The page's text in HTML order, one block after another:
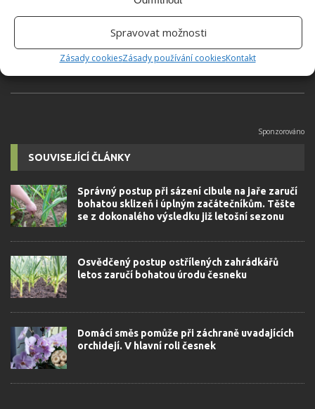
Spravovat možnosti
Zásady cookiesZásady používání cookiesKontakt
přidala během svých studií a práce
redaktorky ji tak nadchla, že se
autorovi]
SOUVISEJÍCÍ ČLÁNKY
Správný postup při sázení cibule na jaře zaručí
bohatou sklizeň i úplným začátečníkům. Těšte
se z dokonalého výsledku již letošní sezonu
Osvědčený postup ostřílených zahrádkářů
letos zaručí bohatou úrodu česneku
Domácí směs pomůže při záchraně uvadajících
orchidejí. V hlavní roli česnek